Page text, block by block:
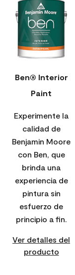
Ben® Interior
Paint
Experimente la
calidad de
Benjamin Moore
con Ben, que
brinda una
experiencia de
pintura sin
esfuerzo de
principio a fin.
Ver detalles del
producto